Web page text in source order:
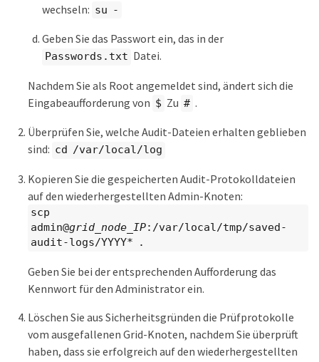
wechseln: su -
Geben Sie das Passwort ein, das in der
Passwords.txt Datei.
Nachdem Sie als Root angemeldet sind, ändert sich die
Eingabeaufforderung von $ Zu # .
Überprüfen Sie, welche Audit-Dateien erhalten geblieben
sind: cd /var/local/log
Kopieren Sie die gespeicherten Audit-Protokolldateien
auf den wiederhergestellten Admin-Knoten:
scp
admin@grid_node_IP:/var/local/tmp/saved-
audit-logs/YYYY* .
Geben Sie bei der entsprechenden Aufforderung das
Kennwort für den Administrator ein.
Löschen Sie aus Sicherheitsgründen die Prüfprotokolle
vom ausgefallenen Grid-Knoten, nachdem Sie überprüft
haben, dass sie erfolgreich auf den wiederhergestellten